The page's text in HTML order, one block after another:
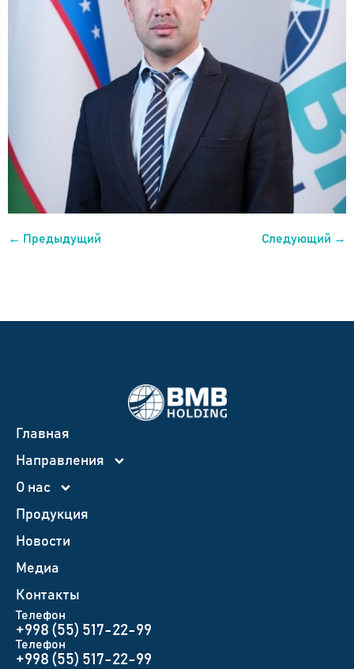
← Предыдущий Следующий →
Главная
Направления
О нас
Продукция
Новости
Медиа
Контакты
Телефон
+998 (55) 517-22-99
Телефон
+998 (55) 517-22-99